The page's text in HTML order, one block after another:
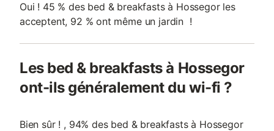
Oui ! 45 % des bed & breakfasts à Hossegor les
acceptent, 92 % ont même un jardin !
Les bed & breakfasts à Hossegor
ont-ils généralement du wi-fi ?
Bien sûr ! , 94% des bed & breakfasts à Hossegor